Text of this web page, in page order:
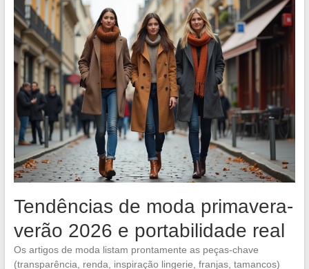
Tendências de moda primavera-
verão 2026 e portabilidade real
Os artigos de moda listam prontamente as peças-chave
(transparência, renda, inspiração lingerie, franjas, tamancos)